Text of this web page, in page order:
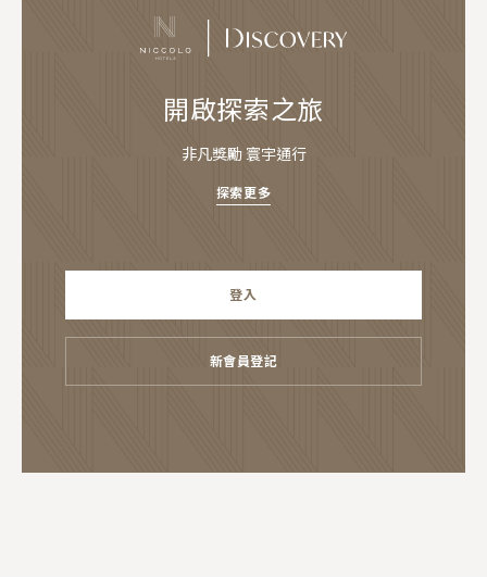
開啟探索之旅
非凡獎勵 寰宇通行
探索更多
登入
新會員登記